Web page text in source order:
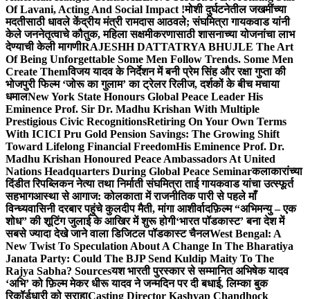
Of Lavani, Acting And Social Impact !मोशी दुर्घटनेतील जखमींच्या
मदतीसाठी धावले केंद्रीय मंत्री रामदास आठवले; संघमित्रा गायकवाड यांनी
केले जननेतृत्वाचे कौतुक, महिला सक्षमीकरणासाठी शासनाच्या योजनांचा लाभ
देण्याची केली मागणीRAJESHH DATTATRYA BHUJLE The Art
Of Being Unforgettable Some Men Follow Trends. Some Men
Create Themविजय यादव के निर्देशन में बनी प्रेम सिंह और रक्षा गुप्ता की
भोजपुरी फिल्म ‘जोरू का गुलाम’ का ट्रेलर रिलीज, दर्शकों के बीच मचाया
धमालNew York State Honours Global Peace Leader His
Eminence Prof. Sir Dr. Madhu Krishan With Multiple
Prestigious Civic RecognitionsRetiring On Your Own Terms
With ICICI Pru Gold Pension Savings: The Growing Shift
Toward Lifelong Financial FreedomHis Eminence Prof. Dr.
Madhu Krishan Honoured Peace Ambassadors At United
Nations Headquarters During Global Peace Seminarकलाकारांच्या
दिंडीत रिपब्लिकन नेत्या तथा निर्माती संघमित्रा ताई गायकवाड यांचा उत्स्फूर्त
सहभागआस्था से आगाज: कोलकाता में राजनीतिक पारी से पहले माँ
विन्ध्यवासिनी दरबार पहुंचे कुलदीप मैती, मांगा आशीर्वादफ़िल्म “अभिमन्यु – एक
शोध” की शूटिंग जुलाई के आखिर में शुरू होगी‘भारत पॉडकास्ट’ बना देश में
सबसे ज्यादा देखे जाने वाला डिजिटल पॉडकास्ट चैनलWest Bengal: A
New Twist To Speculation About A Change In The Bharatiya
Janata Party: Could The BJP Send Kuldip Maity To The
Rajya Sabha? Sourcesयश भारती पुरस्कार से सम्मानित अभिषेक यादव
‘अभि’ को फ़िल्म मेकर धीरू यादव ने जन्मदिन पर दी बधाई, लिम्का बुक
रिकॉर्डधारी को सराहाCasting Director Kashyap Chandhock